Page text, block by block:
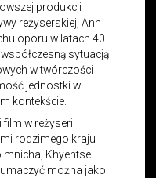
produkcji
reżyserskiej, Ann
oporu w latach 40.
sytuacją
w twórczości
jednostki w
kontekście.
film w reżyserii
rodzimego kraju
Khyentse
można jako